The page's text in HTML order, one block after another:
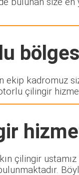
ekip kadromuz
çilingir
çilingir